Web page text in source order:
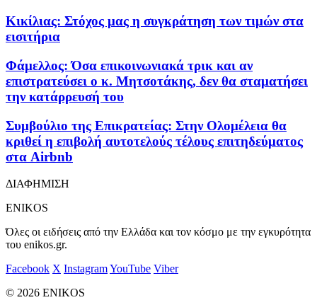
Κικίλιας: Στόχος μας η συγκράτηση των τιμών στα
εισιτήρια
Φάμελλος: Όσα επικοινωνιακά τρικ και αν
επιστρατεύσει ο κ. Μητσοτάκης, δεν θα σταματήσει
την κατάρρευσή του
Συμβούλιο της Επικρατείας: Στην Ολομέλεια θα
κριθεί η επιβολή αυτοτελούς τέλους επιτηδεύματος
στα Airbnb
ΔΙΑΦΗΜΙΣΗ
ENIKOS
Όλες οι ειδήσεις από την Ελλάδα και τον κόσμο με την εγκυρότητα
του enikos.gr.
Facebook X InstagramYouTube Viber
© 2026 ENIKOS